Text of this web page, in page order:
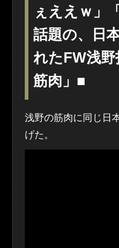
ぇええｗ」
話題の、日
れたFW浅
筋肉」■
浅野の筋肉に同じ日
げた。